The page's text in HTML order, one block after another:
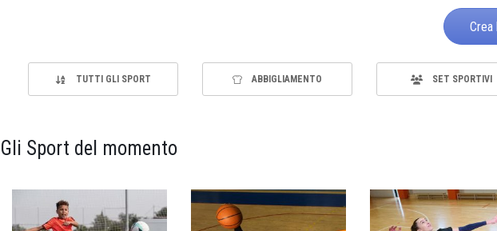
TUTTI GLI SPORT ABBIGLIAMENTO SET SPORTIVI
Gli Sport del momento